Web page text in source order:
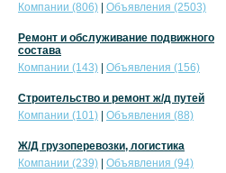
Компании (806)
Объявления (2503)
Ремонт и обслуживание подвижного
состава
Компании (143)
Объявления (156)
Строительство и ремонт ж/д путей
Компании (101)
Объявления (88)
Ж/Д грузоперевозки, логистика
Компании (239)
Объявления (94)